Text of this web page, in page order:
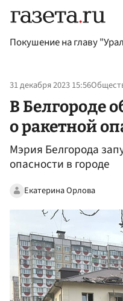
Покушение на главу
31 декабря 2023 15:56
В Белгороде
о ракетной
Мэрия Белгорода
опасности в городе
Екатерина Орлова